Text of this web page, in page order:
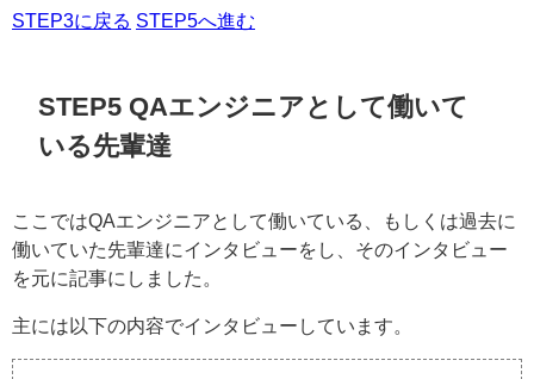
STEP3に戻る STEP5へ進む
STEP5 QAエンジニアとして働いて
いる先輩達
ここではQAエンジニアとして働いている、もしくは過去に
働いていた先輩達にインタビューをし、そのインタビュー
を元に記事にしました。
主には以下の内容でインタビューしています。